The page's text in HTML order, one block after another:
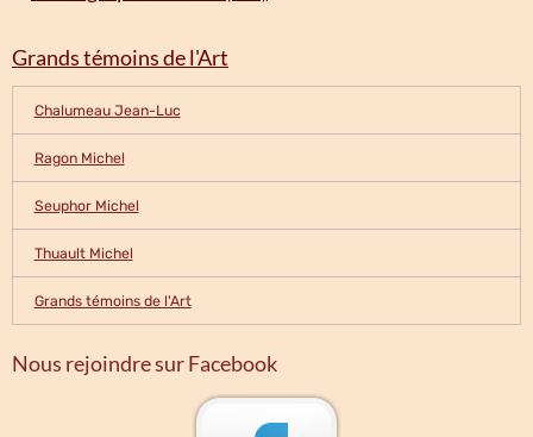
Grands témoins de l'Art
Chalumeau Jean-Luc
Ragon Michel
Seuphor Michel
Thuault Michel
Grands témoins de l'Art
Nous rejoindre sur Facebook